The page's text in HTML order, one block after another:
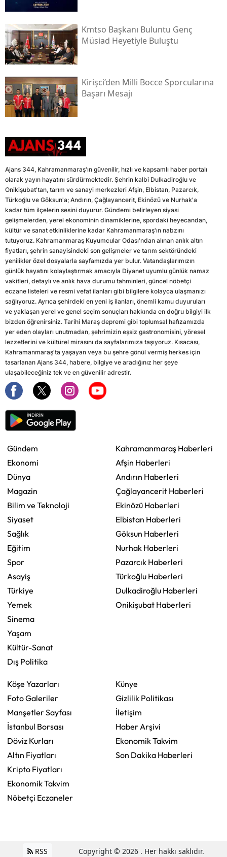
Kmtso Başkanı Buluntu Genç
Müsi̇ad Heyetiyle Buluştu
Kirişci’den Milli Bocce Sporcularına
Başarı Mesajı
Ajans 344, Kahramanmaraş'ın güvenilir, hızlı ve kapsamlı haber portalı
olarak yayın hayatını sürdürmektedir. Şehrin kalbi Dulkadiroğlu ve
Onikişubat'tan, tarım ve sanayi merkezleri Afşin, Elbistan, Pazarcık,
Türkoğlu ve Göksun'a; Andırın, Çağlayancerit, Ekinözü ve Nurhak'a
kadar tüm ilçelerin sesini duyurur. Gündemi belirleyen siyasi
gelişmelerden, yerel ekonominin dinamiklerine, spordaki heyecandan,
kültür ve sanat etkinliklerine kadar Kahramanmaraş'ın nabzını
tutuyoruz. Kahramanmaraş Kuyumcular Odası'ndan alınan anlık altın
fiyatları, şehrin sanayisindeki son gelişmeler ve tarım sektöründeki
yenilikler özel dosyalarla sayfamızda yer bulur. Vatandaşlarımızın
günlük hayatını kolaylaştırmak amacıyla Diyanet uyumlu günlük namaz
vakitleri, detaylı ve anlık hava durumu tahminleri, güncel nöbetçi
eczane listeleri ve resmi vefat ilanları gibi bilgilere kolayca ulaşmanızı
sağlıyoruz. Ayrıca şehirdeki en yeni iş ilanları, önemli kamu duyuruları
ve yaklaşan yerel ve genel seçim sonuçları hakkında en doğru bilgiyi ilk
bizden öğrenirsiniz. Tarihi Maraş depremi gibi toplumsal hafızamızda
yer eden olayları unutmadan, şehrimizin eşsiz gastronomisini, yöresel
lezzetlerini ve kültürel mirasını da sayfalarımıza taşıyoruz. Kısacası,
Kahramanmaraş'ta yaşayan veya bu şehre gönül vermiş herkes için
tasarlanan Ajans 344, habere, bilgiye ve aradığınız her şeye
ulaşabileceğiniz tek ve en güvenilir adrestir.
Gündem
Ekonomi
Dünya
Magazin
Bilim ve Teknoloji
Siyaset
Sağlık
Eğitim
Spor
Asayiş
Türkiye
Yemek
Sinema
Yaşam
Kültür-Sanat
Dış Politika
Kahramanmaraş Haberleri
Afşin Haberleri
Andırın Haberleri
Çağlayancerit Haberleri
Ekinözü Haberleri
Elbistan Haberleri
Göksun Haberleri
Nurhak Haberleri
Pazarcık Haberleri
Türkoğlu Haberleri
Dulkadiroğlu Haberleri
Onikişubat Haberleri
Köşe Yazarları
Foto Galeriler
Manşetler Sayfası
İstanbul Borsası
Döviz Kurları
Altın Fiyatları
Kripto Fiyatları
Ekonomik Takvim
Nöbetçi Eczaneler
Künye
Gizlilik Politikası
İletişim
Haber Arşivi
Ekonomik Takvim
Son Dakika Haberleri
RSS Copyright © 2026 . Her hakkı saklıdır.